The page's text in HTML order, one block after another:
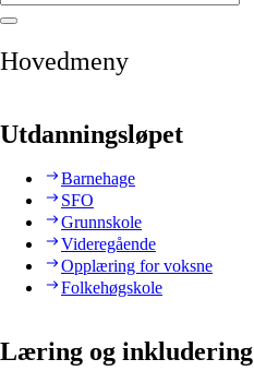
Hovedmeny
Utdanningsløpet
Barnehage
SFO
Grunnskole
Videregående
Opplæring for voksne
Folkehøgskole
Læring og inkludering